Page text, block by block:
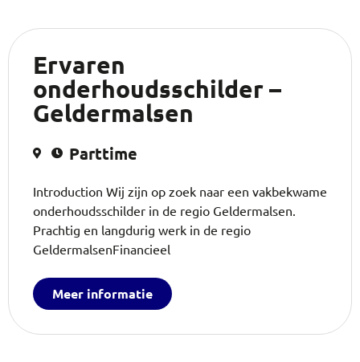
Ervaren
onderhoudsschilder –
Geldermalsen
Parttime
Introduction Wij zijn op zoek naar een vakbekwame
onderhoudsschilder in de regio Geldermalsen.
Prachtig en langdurig werk in de regio
GeldermalsenFinancieel
Meer informatie